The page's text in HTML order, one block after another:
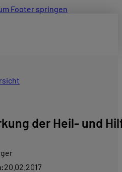
Footer springen
der Heil- und
20.02.2017